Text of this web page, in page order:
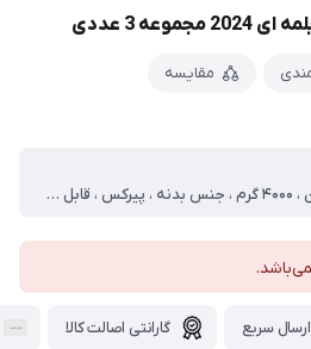
3 عددی
مقایسه
ابعاد ، ۲۷x۲۳x۱۱ سانتی‌متر ، وزن ، ۴۰۰۰ گرم ، جنس بدنه ، پیرکس ، قابل شست‌و‌شو ، با ماشین ظرف‌شویی ، کشور مبدا ، فرانسه ، سایر توضیحات ، به یاد داشته باشید در ظروف پیرکس به خاطر پروسه خاص تولید وجود حباب های ریز و دیده شدن خطوط قالب گیری محصول روی ظروف امری عادی است و به هیچ عنوان نشانه ی کیفیت پایین ظروف نیست
ارسال سریع گارانتی اصالت کالا